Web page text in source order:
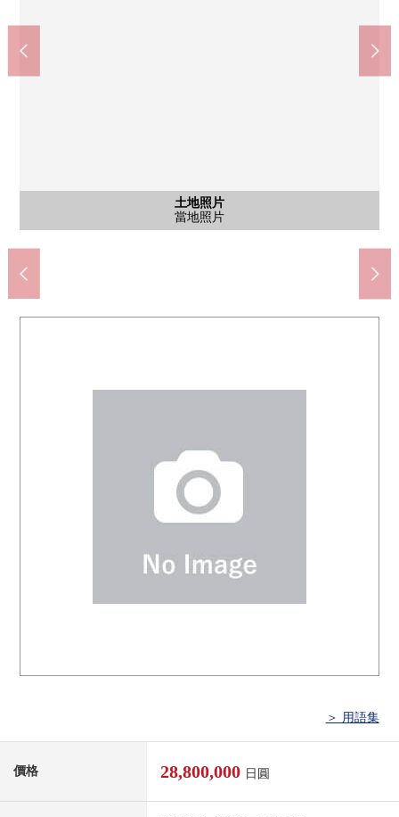
土地照片
當地照片
土地照片
當地照片
土地照片
當地照片
土地照片
當地照片
土地照片
當地照片
土地照片
當地照片
土地照片
當地照片
土地照片
當地照片
土地照片
當地照片
土地照片
當地照片
土地照片
當地照片
土地照片
當地照片
土地照片
當地照片
含有前面道路的外觀
前面道路
土地照片
當地照片
含有前面道路的外觀
前面道路
土地照片
當地照片
含有前面道路的外觀
前面道路
含有前面道路的外觀
前面道路
土地照片
當地照片
土地照片
當地照片
土地照片
當地照片
宮交公共汽車"桂4丁目"停(約380m)
步行5分鐘
仙台市立桂小學(約490m)
步行7分鐘
仙台市立將監中學(約1560m)
步行20分鐘
仙台市泉區桂市民中心(約360m)
步行5分鐘
Lawson仙台桂4丁目商店(約510m)
步行7分鐘
GREEN MART桂商店(約700m)
步行9分鐘
鬆本清桂商店(約700m)
步行9分鐘
Daishin桂商店(約1100m)
步行14分鐘
七十七銀行高森分店(約1110m)
步行14分鐘
miyagi消費合作社高森店(約1460m)
步行19分鐘
＞ 用語集
價格 28,800,000 日圓